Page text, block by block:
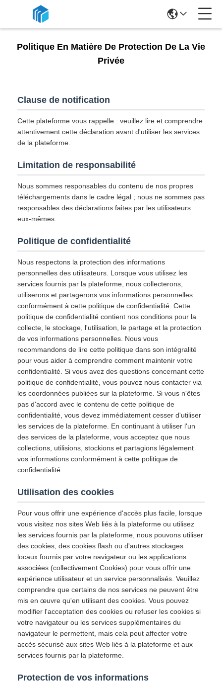
Politique En Matière De Protection De La Vie
Privée
Clause de notification
Cette plateforme vous rappelle : veuillez lire et comprendre
attentivement cette déclaration avant d'utiliser les services
de la plateforme.
Limitation de responsabilité
Nous sommes responsables du contenu de nos propres
téléchargements dans le cadre légal ; nous ne sommes pas
responsables des déclarations faites par les utilisateurs
eux-mêmes.
Politique de confidentialité
Nous respectons la protection des informations
personnelles des utilisateurs. Lorsque vous utilisez les
services fournis par la plateforme, nous collecterons,
utiliserons et partagerons vos informations personnelles
conformément à cette politique de confidentialité. Cette
politique de confidentialité contient nos conditions pour la
collecte, le stockage, l'utilisation, le partage et la protection
de vos informations personnelles. Nous vous
recommandons de lire cette politique dans son intégralité
pour vous aider à comprendre comment maintenir votre
confidentialité. Si vous avez des questions concernant cette
politique de confidentialité, vous pouvez nous contacter via
les coordonnées publiées sur la plateforme. Si vous n'êtes
pas d'accord avec le contenu de cette politique de
confidentialité, vous devez immédiatement cesser d'utiliser
les services de la plateforme. En continuant à utiliser l'un
des services de la plateforme, vous acceptez que nous
collections, utilisions, stockions et partagions légalement
vos informations conformément à cette politique de
confidentialité.
Utilisation des cookies
Pour vous offrir une expérience d'accès plus facile, lorsque
vous visitez nos sites Web liés à la plateforme ou utilisez
les services fournis par la plateforme, nous pouvons utiliser
des cookies, des cookies flash ou d'autres stockages
locaux fournis par votre navigateur ou les applications
associées (collectivement Cookies) pour vous offrir une
expérience utilisateur et un service personnalisés. Veuillez
comprendre que certains de nos services ne peuvent être
mis en œuvre qu'en utilisant des cookies. Vous pouvez
modifier l'acceptation des cookies ou refuser les cookies si
votre navigateur ou les services supplémentaires du
navigateur le permettent, mais cela peut affecter votre
accès sécurisé aux sites Web liés à la plateforme et aux
services fournis par la plateforme.
Protection de vos informations